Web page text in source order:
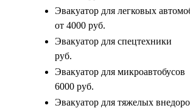
Эвакуатор для легковых
от 4000 руб.
Эвакуатор для спецтехники
руб.
Эвакуатор для микроавтобусов
6000 руб.
Эвакуатор для тяжелых